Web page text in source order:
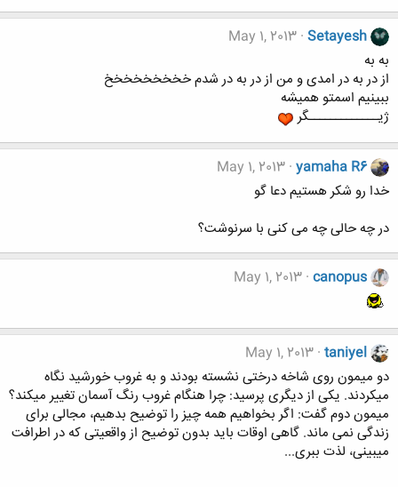
Setayesh
May 1, 2013
به به
از در به در امدی و من از در به در شدم خخخخخخخخخ
ببینیم اسمتو همیشه
ژیـــــــــــــگر
yamaha R6
May 1, 2013
خدا رو شکر هستیم دعا گو
در چه حالی چه می کنی با سرنوشت؟
canopus
May 1, 2013
taniyel
May 1, 2013
دو میمون روی شاخه درختی نشسته بودند و به غروب خورشید نگاه
میکردند. یکی از دیگری پرسید: چرا هنگام غروب رنگ آسمان تغییر میکند؟
میمون دوم گفت: اگر بخواهیم همه چیز را توضیح بدهیم، مجالی برای
زندگی نمی ماند. گاهی اوقات باید بدون توضیح از واقعیتی که در اطرافت
میبینی، لذت ببری...